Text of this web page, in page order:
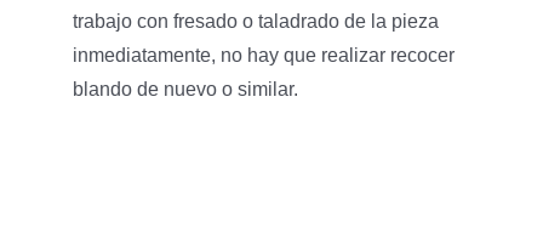
trabajo con fresado o taladrado de la pieza
inmediatamente, no hay que realizar recocer
blando de nuevo o similar.